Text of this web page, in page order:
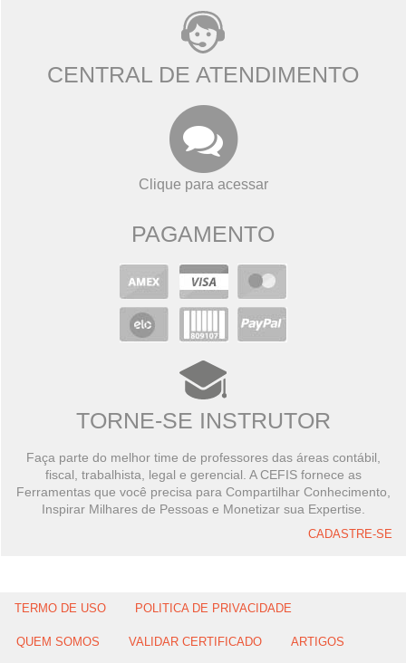
CENTRAL DE ATENDIMENTO
Clique para acessar
PAGAMENTO
TORNE-SE INSTRUTOR
Faça parte do melhor time de professores das áreas contábil,
fiscal, trabalhista, legal e gerencial. A CEFIS fornece as
Ferramentas que você precisa para Compartilhar Conhecimento,
Inspirar Milhares de Pessoas e Monetizar sua Expertise.
CADASTRE-SE
TERMO DE USO POLITICA DE PRIVACIDADE
QUEM SOMOS VALIDAR CERTIFICADO ARTIGOS